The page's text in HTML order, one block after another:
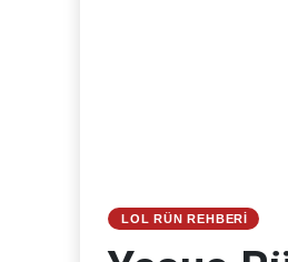
LOL RÜN REHBERI